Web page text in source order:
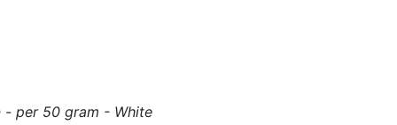
- per 50 gram - White